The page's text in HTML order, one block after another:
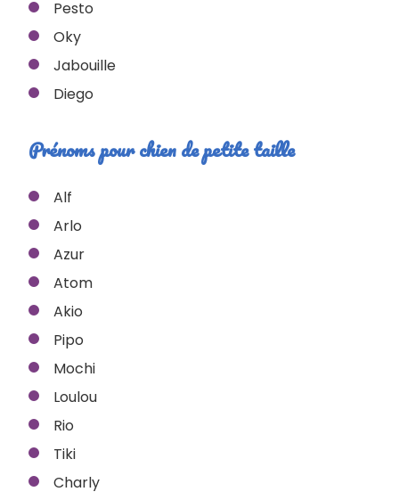
Pesto
Oky
Jabouille
Diego
Prénoms pour chien de petite taille
Alf
Arlo
Azur
Atom
Akio
Pipo
Mochi
Loulou
Rio
Tiki
Charly